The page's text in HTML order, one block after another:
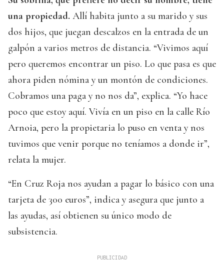
una propiedad. Allí habita junto a su marido y sus
dos hijos, que juegan descalzos en la entrada de un
galpón a varios metros de distancia. “Vivimos aquí
pero queremos encontrar un piso. Lo que pasa es que
ahora piden nómina y un montón de condiciones.
Cobramos una paga y no nos da”, explica. “Yo hace
poco que estoy aquí. Vivía en un piso en la calle Río
Arnoia, pero la propietaria lo puso en venta y nos
tuvimos que venir porque no teníamos a donde ir”,
relata la mujer.
“En Cruz Roja nos ayudan a pagar lo básico con una
tarjeta de 300 euros”, indica y asegura que junto a
las ayudas, así obtienen su único modo de
subsistencia.